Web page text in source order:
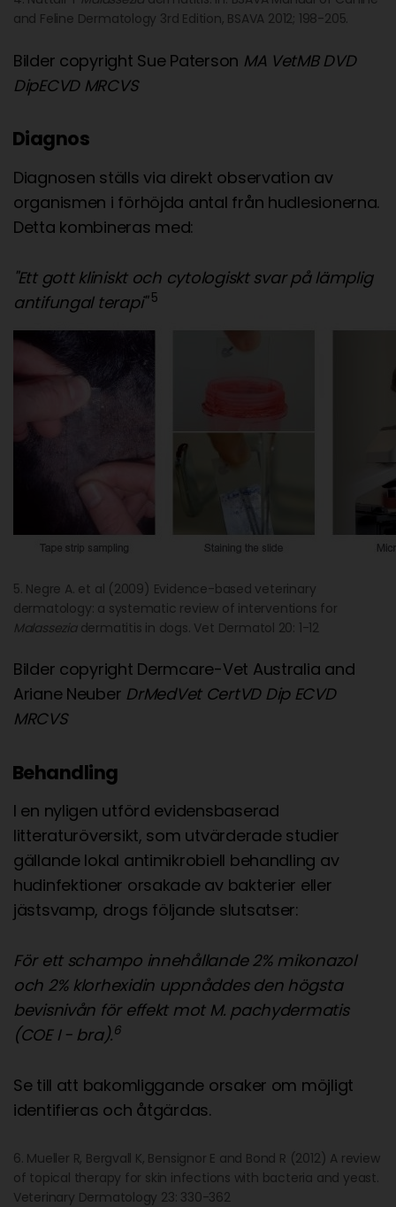
and Feline Dermatology 3rd Edition, BSAVA 2012; 198-205.
Bilder copyright Sue Paterson MA VetMB DVD
DipECVD MRCVS
Diagnos
Diagnosen ställs via direkt observation av
organismen i förhöjda antal från hudlesionerna.
Detta kombineras med:
"Ett gott kliniskt och cytologiskt svar på lämplig
antifungal terapi" 5
5. Negre A. et al (2009) Evidence-based veterinary
dermatology: a systematic review of interventions for
Malassezia dermatitis in dogs. Vet Dermatol 20: 1-12
Bilder copyright Dermcare-Vet Australia and
Ariane Neuber DrMedVet CertVD Dip ECVD
MRCVS
Behandling
I en nyligen utförd evidensbaserad
litteraturöversikt, som utvärderade studier
gällande lokal antimikrobiell behandling av
hudinfektioner orsakade av bakterier eller
jästsvamp, drogs följande slutsatser:
För ett schampo innehållande 2% mikonazol
och 2% klorhexidin uppnåddes den högsta
bevisnivån för effekt mot M. pachydermatis
(COE I - bra).6
Se till att bakomliggande orsaker om möjligt
identifieras och åtgärdas.
6. Mueller R, Bergvall K, Bensignor E and Bond R (2012) A review
of topical therapy for skin infections with bacteria and yeast.
Veterinary Dermatology 23: 330-362